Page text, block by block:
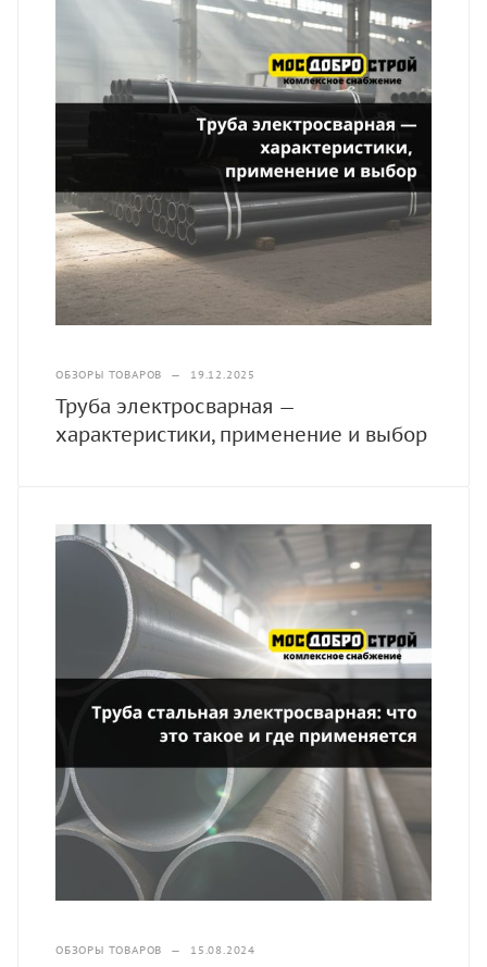
ОБЗОРЫ ТОВАРОВ — 19.12.2025
Труба электросварная —
характеристики, применение и выбор
ОБЗОРЫ ТОВАРОВ — 15.08.2024